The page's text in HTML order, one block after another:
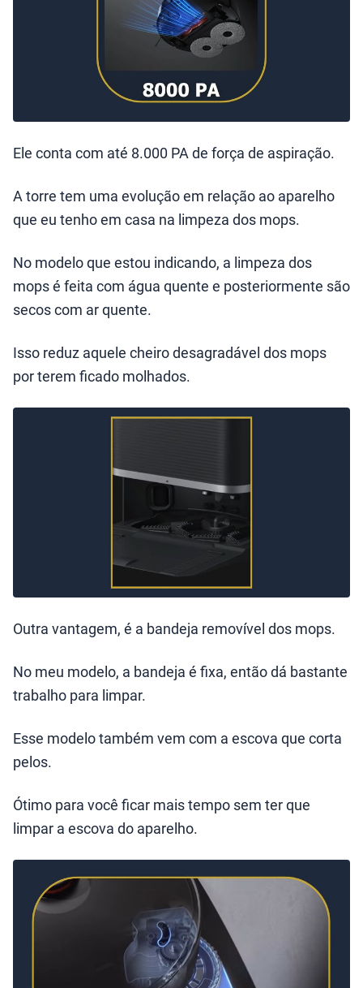
Ele conta com até 8.000 PA de força de aspiração.
A torre tem uma evolução em relação ao aparelho
que eu tenho em casa na limpeza dos mops.
No modelo que estou indicando, a limpeza dos
mops é feita com água quente e posteriormente são
secos com ar quente.
Isso reduz aquele cheiro desagradável dos mops
por terem ficado molhados.
Outra vantagem, é a bandeja removível dos mops.
No meu modelo, a bandeja é fixa, então dá bastante
trabalho para limpar.
Esse modelo também vem com a escova que corta
pelos.
Ótimo para você ficar mais tempo sem ter que
limpar a escova do aparelho.